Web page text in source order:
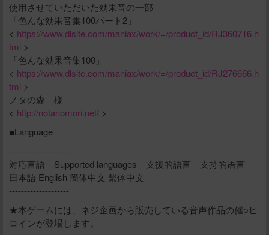
使用させていただいた効果音の一部
「色んな効果音集100パート2」
< https://www.dlsite.com/maniax/work/=/product_id/RJ360716.h
tml >
「色んな効果音集100」
< https://www.dlsite.com/maniax/work/=/product_id/RJ276666.h
tml >
ノタの森 様
< http://notanomori.net/ >
■Language
--------------------
対応言語 Supported languages 支援的語言 支持的语言
日本語 English 簡体中文 繫体中文
--------------------
★本ゲームには、ネジ企画から販売している音声作品の催○ヒ
ロインが登場します。